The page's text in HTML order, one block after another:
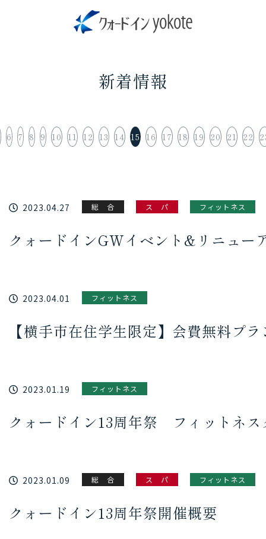
新着情報
6 7 8 9 10 11 12 13 14 15 16 17 18 19 20 21 22
2023.04.27 総 合 ス パ フィットネス
クォードインGWイベント&リニュー
2023.04.01 フィットネス
【横手市在住学生限定】会費無料プ
2023.01.19 フィットネス
クォードイン13周年祭 フィットネス
2023.01.09 総 合 ス パ フィットネス
クォードイン13周年祭開催概要